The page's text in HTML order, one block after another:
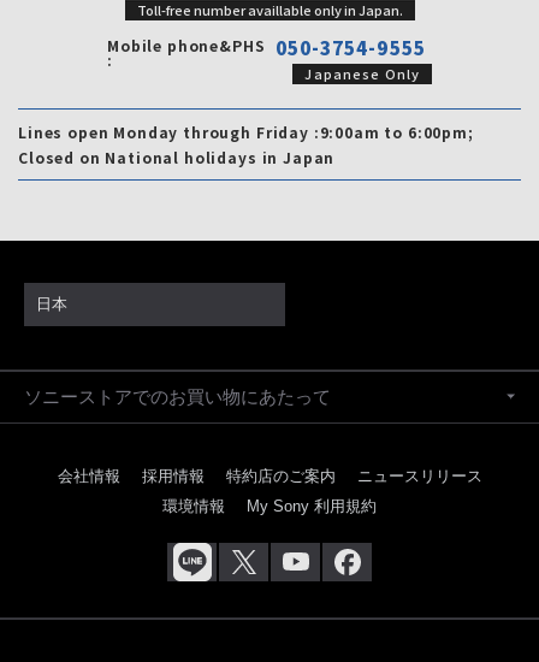
Toll-free number availlable only in Japan.
Mobile phone&PHS
: 050-3754-9555
Japanese Only
Lines open Monday through Friday :9:00am to 6:00pm;
Closed on National holidays in Japan
日本
ソニーストアでのお買い物にあたって
会社情報 採用情報 特約店のご案内
ニュースリリース
環境情報
My Sony 利用規約